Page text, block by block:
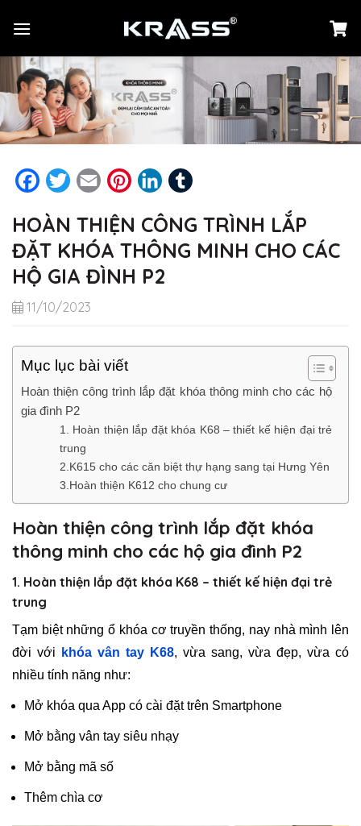
đến
dung
Facebook
TwitterEmail PinterestLinkedIn
HOÀN THIỆN CÔNG TRÌNH LẮP
ĐẶT KHÓA THÔNG MINH CHO CÁC
HỘ GIA ĐÌNH P2
11/10/2023
Mục lục bài viết
Hoàn thiện công trình lắp đặt khóa thông minh cho các hộ
gia đình P2
1. Hoàn thiện lắp đặt khóa K68 – thiết kế hiện đại trẻ
trung
2.K615 cho các căn biệt thự hạng sang tại Hưng Yên
3.Hoàn thiện K612 cho chung cư
Hoàn thiện công trình lắp đặt khóa
thông minh cho các hộ gia đình P2
1. Hoàn thiện lắp đặt khóa K68 – thiết kế hiện đại trẻ
trung
Tạm biệt những ổ khóa cơ truyền thống, nay nhà mình lên
đời với
khóa vân tay K68, vừa sang, vừa đẹp, vừa có
nhiều tính năng như:
Mở khóa qua App có cài đặt trên Smartphone
Mở bằng vân tay siêu nhạy
Mở bằng mã số
Thêm chìa cơ